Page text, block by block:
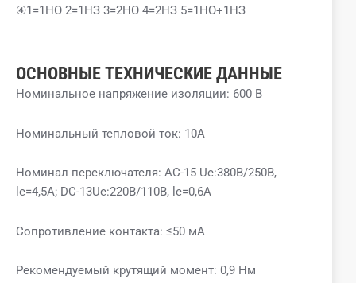
④1=1НО 2=1НЗ 3=2НО 4=2НЗ 5=1НО+1НЗ
ОСНОВНЫЕ ТЕХНИЧЕСКИЕ ДАННЫЕ
Номинальное напряжение изоляции: 600 В
Номинальный тепловой ток: 10А
Номинал переключателя: AC-15 Ue:380В/250В,
le=4,5A; DC-13Ue:220В/110В, le=0,6A
Сопротивление контакта: ≤50 мА
Рекомендуемый крутящий момент: 0,9 Нм